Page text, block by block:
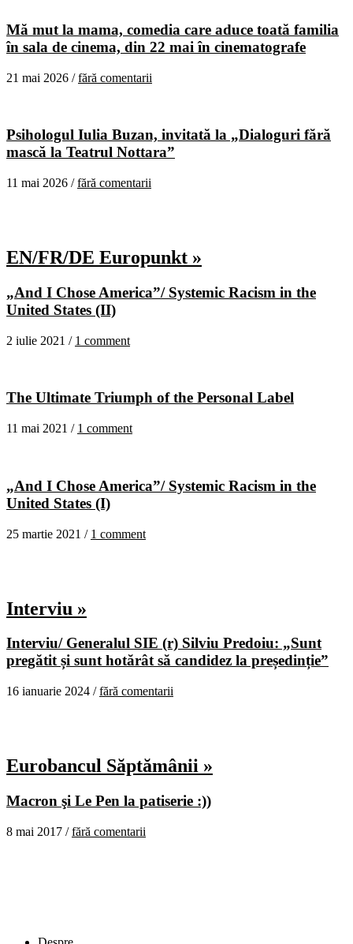
Mă mut la mama, comedia care aduce toată familia
în sala de cinema, din 22 mai în cinematografe
21 mai 2026 /fără comentarii
Psihologul Iulia Buzan, invitată la „Dialoguri fără
mască la Teatrul Nottara”
11 mai 2026 /fără comentarii
EN/FR/DE Europunkt »
„And I Chose America”/ Systemic Racism in the
United States (II)
2 iulie 2021 / 1 comment
The Ultimate Triumph of the Personal Label
11 mai 2021 / 1 comment
„And I Chose America”/ Systemic Racism in the
United States (I)
25 martie 2021 / 1 comment
Interviu »
Interviu/ Generalul SIE (r) Silviu Predoiu: „Sunt
pregătit și sunt hotărât să candidez la președinție”
16 ianuarie 2024 /fără comentarii
Eurobancul Săptămânii »
Macron şi Le Pen la patiserie :))
8 mai 2017 /fără comentarii